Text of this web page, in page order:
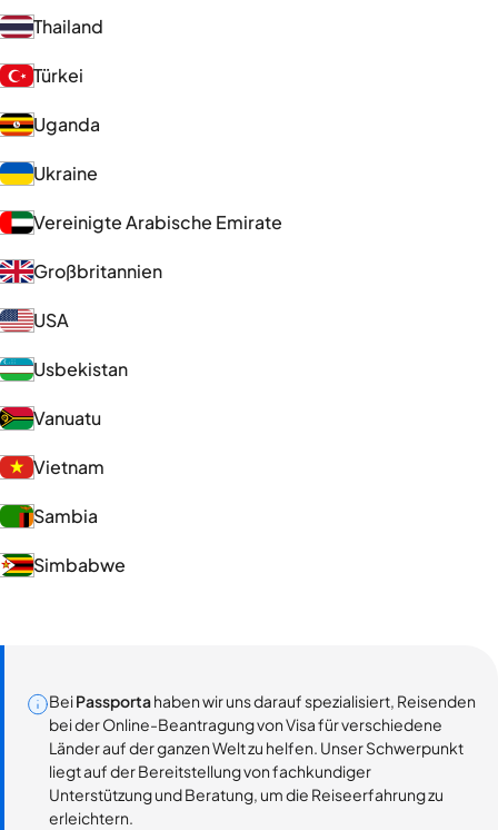
Thailand
Türkei
Uganda
Ukraine
Vereinigte Arabische Emirate
Großbritannien
USA
Usbekistan
Vanuatu
Vietnam
Sambia
Simbabwe
BeiPassportahaben wir uns darauf spezialisiert, Reisenden
bei der Online-Beantragung von Visa für verschiedene
Länder auf der ganzen Welt zu helfen. Unser Schwerpunkt
liegt auf der Bereitstellung von fachkundiger
Unterstützung und Beratung, um die Reiseerfahrung zu
erleichtern.